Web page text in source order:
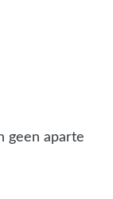
geen aparte